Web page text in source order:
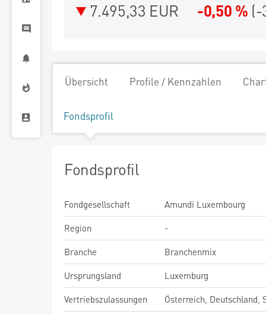
7.495,33 EUR -0,50 % (-
Übersicht Profile / Kennzahlen
Fondsprofil
Fondsprofil
Fondgesellschaft
Amundi Luxembourg
Region
-
Branche
Branchenmix
Ursprungsland
Luxemburg
Vertriebszulassungen
Österreich, Deutschland,